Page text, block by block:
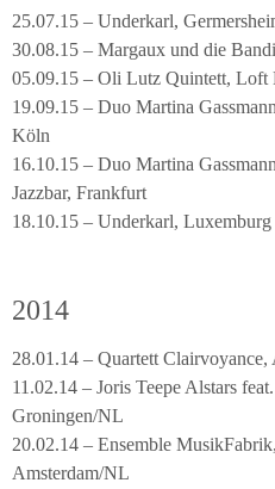
25.07.15 – Underkarl,
30.08.15 – Margaux und die
05.09.15 – Oli Lutz Quintett, Loft
19.09.15 – Duo Martina
Köln
16.10.15 – Duo Martina
Jazzbar, Frankfurt
18.10.15 – Underkarl, Luxemburg
2014
28.01.14 – Quartett Clairvoyance,
11.02.14 – Joris Teepe Alstars
Groningen/NL
20.02.14 – Ensemble
Amsterdam/NL